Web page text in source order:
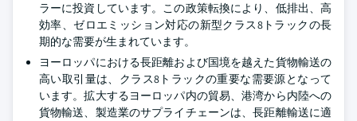
ラーに投資しています。この政策転換により、低排出、高
効率、ゼロエミッション対応の新型クラス8トラックの長
期的な需要が生まれています。
ヨーロッパにおける長距離および国境を越えた貨物輸送の
高い取引量は、クラス8トラックの重要な需要源となって
います。拡大するヨーロッパ内の貿易、港湾から内陸への
貨物輸送、製造業のサプライチェーンは、長距離輸送に適